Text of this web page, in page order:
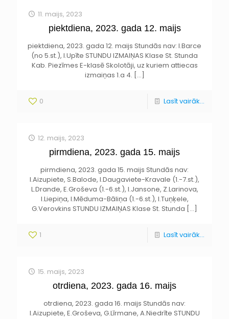
11. maijs, 2023
piektdiena, 2023. gada 12. maijs
piektdiena, 2023. gada 12. maijs Stundās nav: I.Barce
(no 5.st.), I.Upīte STUNDU IZMAIŅAS Klase St. Stunda
Kab. Piezīmes E-klasē Skolotāji, uz kuriem attiecas
izmaiņas 1.a 4. […]
0 Lasīt vairāk...
12. maijs, 2023
pirmdiena, 2023. gada 15. maijs
pirmdiena, 2023. gada 15. maijs Stundās nav:
I.Aizupiete, S.Balode, I.Daugaviete-Kravale (1.-7.st.),
L.Drande, E.Groševa (1.-6.st.), I.Jansone, Z.Larinova,
I.Liepiņa, I.Mēduma-Bāliņa (1.-6.st.), I.Tuņķele,
G.Verovkins STUNDU IZMAIŅAS Klase St. Stunda […]
1 Lasīt vairāk...
15. maijs, 2023
otrdiena, 2023. gada 16. maijs
otrdiena, 2023. gada 16. maijs Stundās nav:
I.Aizupiete, E.Groševa, G.Līrmane, A.Niedrīte STUNDU